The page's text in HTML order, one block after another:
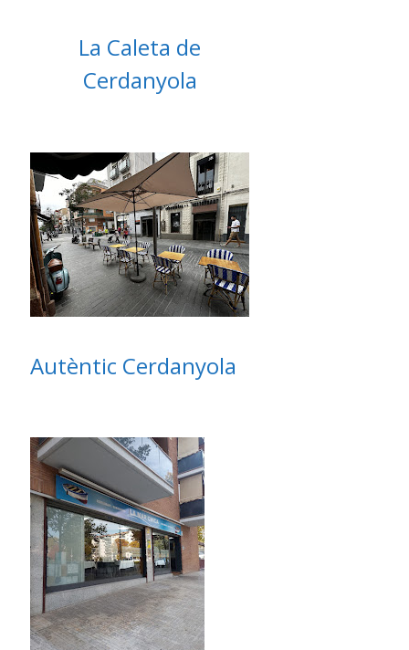
La Caleta de
Cerdanyola
Autèntic Cerdanyola